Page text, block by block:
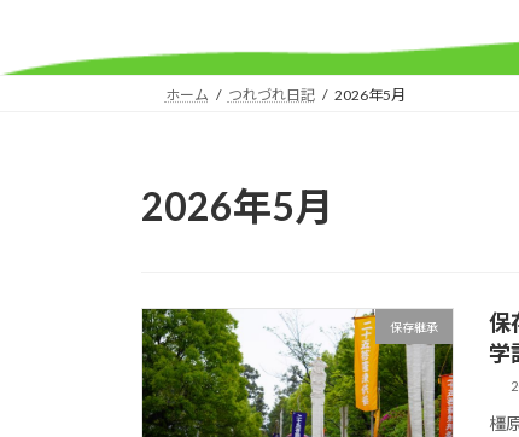
プ
動
ホーム つれづれ日記 2026年5月
2026年5月
保存継承
保
学
橿